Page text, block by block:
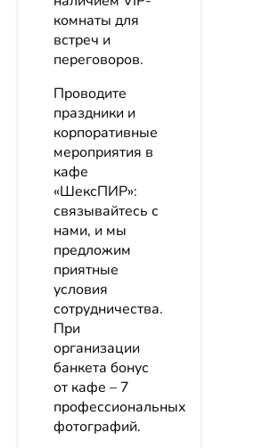
комнаты для
встреч и
переговоров.
Проводите
праздники и
корпоративные
мероприятия в
кафе
«ШексПИР»:
связывайтесь с
нами, и мы
предложим
приятные
условия
сотрудничества.
При
организации
банкета бонус
от кафе – 7
профессиональных
фотографий.